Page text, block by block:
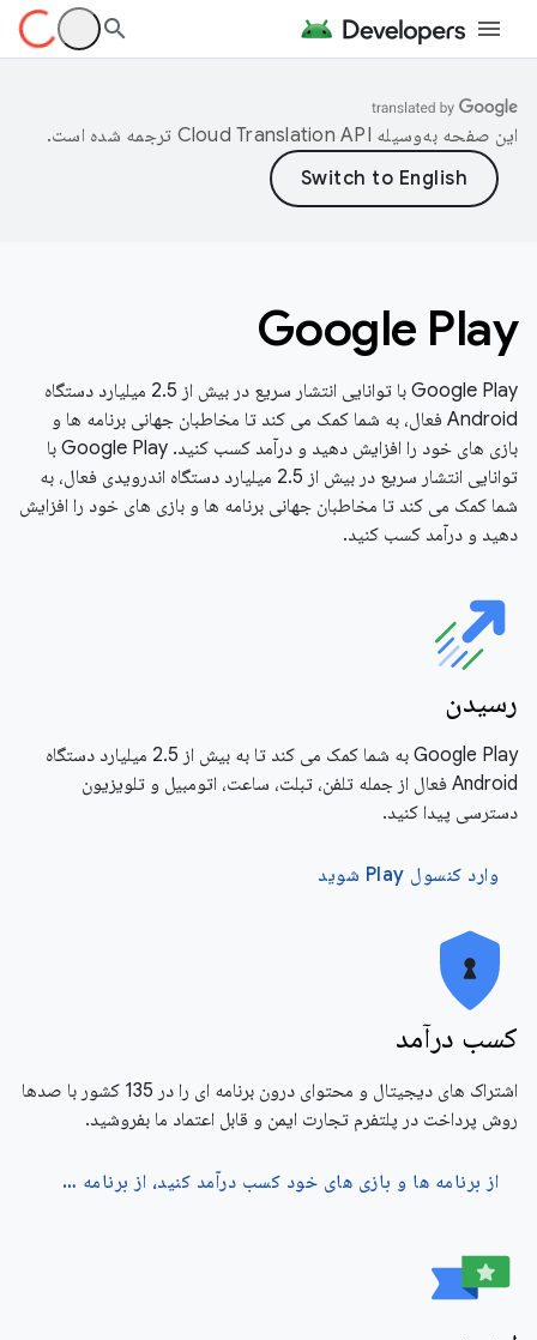
این صفحه به‌وسیله ترجمه شده است.
Google Play
Google Play با توانایی انتشار سریع در بیش از 2.5 میلیارد دستگاه
Android فعال، به شما کمک می کند تا مخاطبان جهانی برنامه ها و
بازی های خود را افزایش دهید و درآمد کسب کنید. Google Play با
توانایی انتشار سریع در بیش از 2.5 میلیارد دستگاه اندرویدی فعال، به
شما کمک می کند تا مخاطبان جهانی برنامه ها و بازی های خود را افزایش
دهید و درآمد کسب کنید.
رسیدن
Google Play به شما کمک می کند تا به بیش از 2.5 میلیارد دستگاه
Android فعال از جمله تلفن، تبلت، ساعت، اتومبیل و تلویزیون
دسترسی پیدا کنید.
وارد کنسول Play شوید
کسب درآمد
اشتراک های دیجیتال و محتوای درون برنامه ای را در 135 کشور با صدها
روش پرداخت در پلتفرم تجارت ایمن و قابل اعتماد ما بفروشید.
از برنامه ها و بازی های خود کسب درآمد کنید، از برنامه ها و بازی های خود کسب درآمد کنید